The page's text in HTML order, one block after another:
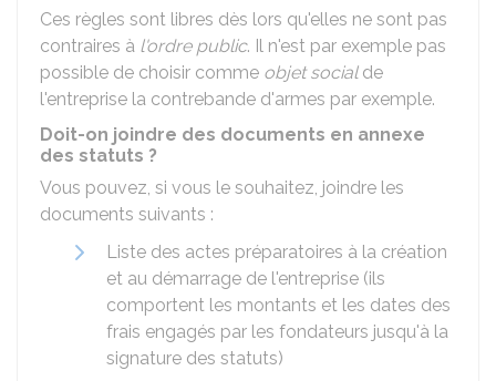
Ces règles sont libres dès lors qu'elles ne sont pas
contraires à l'ordre public. Il n'est par exemple pas
possible de choisir comme objet socialde
l'entreprise la contrebande d'armes par exemple.
Doit-on joindre des documents en annexe
des statuts ?
Vous pouvez, si vous le souhaitez, joindre les
documents suivants :
Liste des actes préparatoires à la création
et au démarrage de l'entreprise (ils
comportent les montants et les dates des
frais engagés par les fondateurs jusqu'à la
signature des statuts)